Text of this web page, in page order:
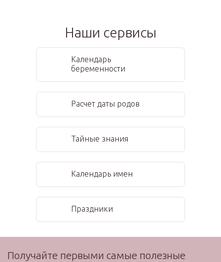
Наши сервисы
Календарь
беременности
Расчет даты родов
Тайные знания
Календарь имен
Праздники
Получайте первыми самые полезные